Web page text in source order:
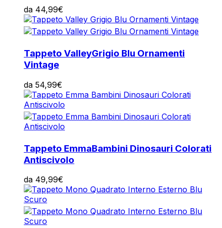
da 44,99€
Tappeto ValleyGrigio Blu Ornamenti
Vintage
da 54,99€
Tappeto EmmaBambini Dinosauri Colorati
Antiscivolo
da 49,99€